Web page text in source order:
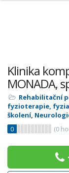
Klinika
MONADA,
Rehabilitační
fyzioterapie,
školení,
0
(0